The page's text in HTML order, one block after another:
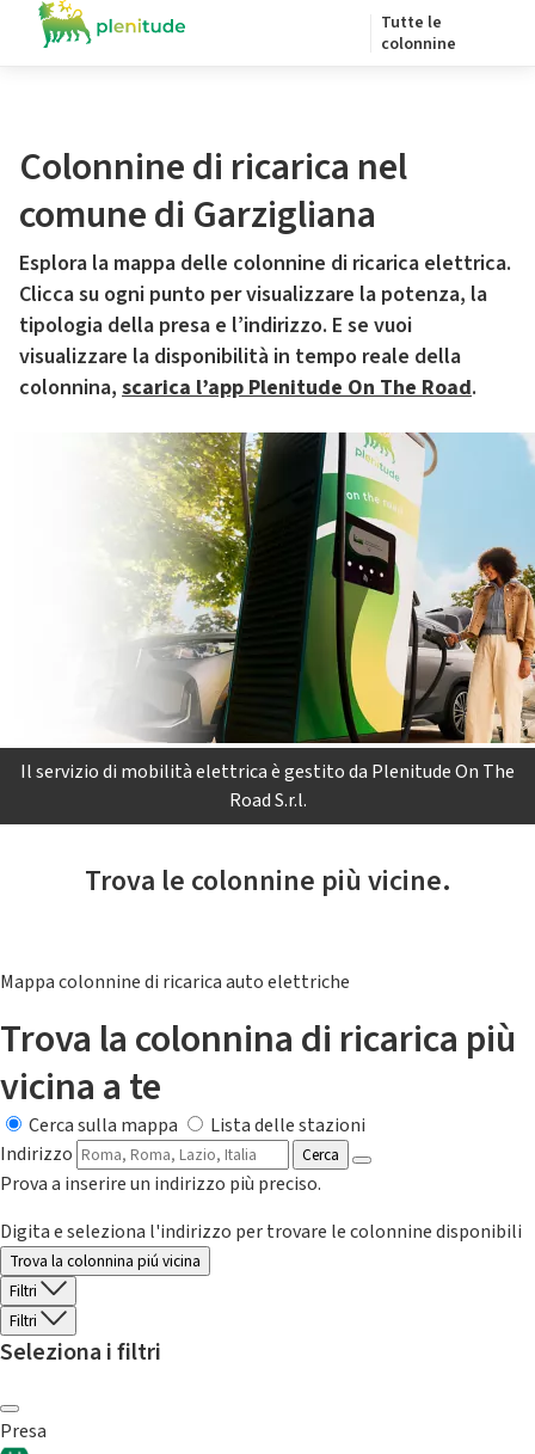
Tutte le
colonnine
Colonnine di ricarica nel
comune di Garzigliana
Esplora la mappa delle colonnine di ricarica elettrica.
Clicca su ogni punto per visualizzare la potenza, la
tipologia della presa e l’indirizzo. E se vuoi
visualizzare la disponibilità in tempo reale della
colonnina, scarica l’app Plenitude On The Road.
Il servizio di mobilità elettrica è gestito da Plenitude On The
Road S.r.l.
Trova le colonnine più vicine.
Mappa colonnine di ricarica auto elettriche
Trova la colonnina di ricarica più
vicina a te
Cerca sulla mappa
Lista delle stazioni
Indirizzo
Cerca
Prova a inserire un indirizzo più preciso.
Digita e seleziona l'indirizzo per trovare le colonnine disponibili
Trova la colonnina piú vicina
Filtri
Filtri
Seleziona i filtri
Presa